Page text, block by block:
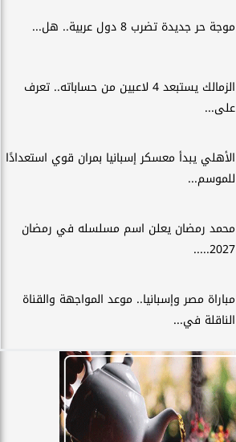
موجة حر جديدة تضرب 8 دول عربية.. هل...
الزمالك يستبعد 4 لاعبين من حساباته.. تعرف
على...
الأهلي يبدأ معسكر إسبانيا بمران قوي استعدادًا
للموسم...
محمد رمضان يعلن اسم مسلسله في رمضان
2027.....
مباراة مصر وإسبانيا.. موعد المواجهة والقناة
الناقلة في...